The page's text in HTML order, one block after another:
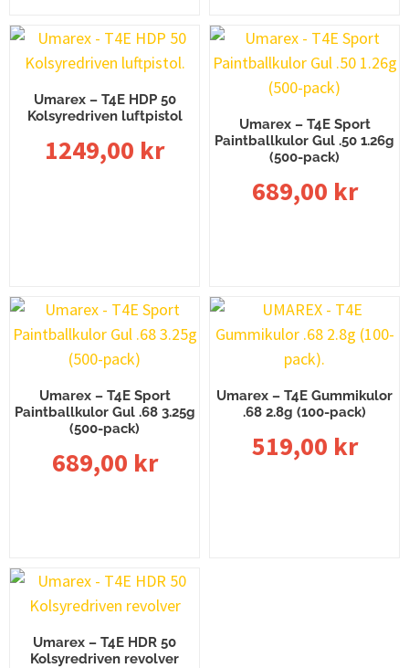
Umarex – T4E HDP 50
Kolsyredriven luftpistol
1249,00 kr
Umarex – T4E Sport
Paintballkulor Gul .50 1.26g
(500-pack)
689,00 kr
Umarex – T4E Sport
Paintballkulor Gul .68 3.25g
(500-pack)
689,00 kr
Umarex – T4E Gummikulor
.68 2.8g (100-pack)
519,00 kr
Umarex – T4E HDR 50
Kolsyredriven revolver